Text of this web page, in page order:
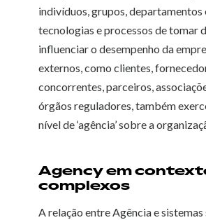
indivíduos, grupos, departamentos
tecnologias e processos de tomar
influenciar o desempenho da
externos, como clientes,
concorrentes, parceiros,
órgãos reguladores, também
nível de ‘agência’ sobre a
Agency em
complexos
A relação entre Agência e sistemas